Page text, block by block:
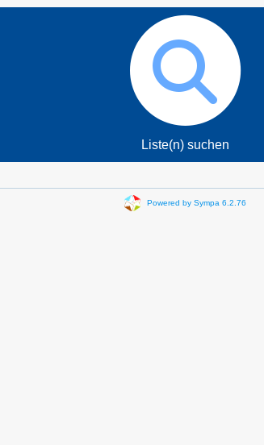
Liste(n) suchen
Powered by Sympa 6.2.76